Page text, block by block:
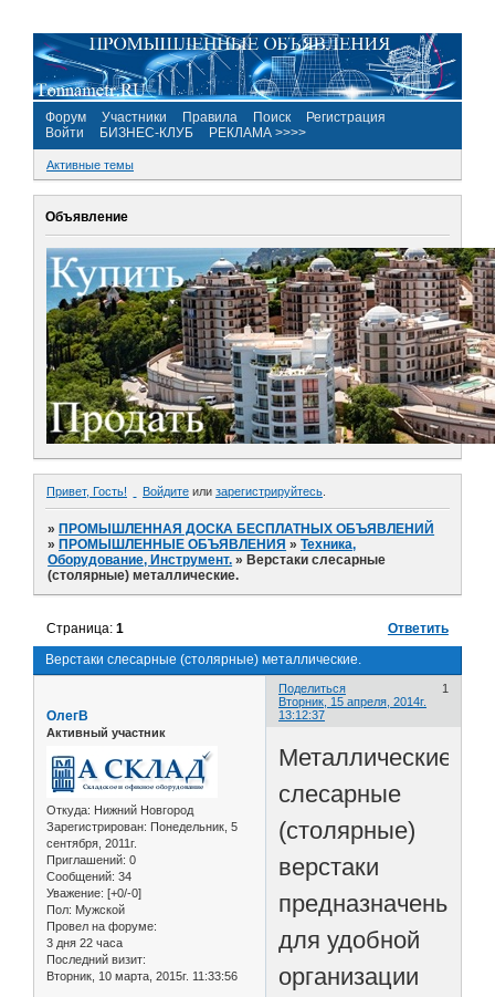
Форум Участники Правила Поиск
Регистрация
Войти
БИЗНЕС-КЛУБ РЕКЛАМА >>>>
Активные темы
Объявление
Привет, Гость! Войдите или зарегистрируйтесь
»ПРОМЫШЛЕННАЯ ДОСКА БЕСПЛАТНЫХ ОБЪЯВЛЕНИЙ
»ПРОМЫШЛЕННЫЕ ОБЪЯВЛЕНИЯ »Техника,
Оборудование, Инструмент. »Верстаки слесарные
(столярные) металлические.
Верстаки слесарные (столярные) металлические.
Страница:1 Ответить
Поделиться
1
Вторник, 15 апреля, 2014г.
13:12:37
ОлегВ
Активный участник
Откуда: Нижний Новгород
Зарегистрирован: Понедельник, 5
сентября, 2011г.
Приглашений: 0
Сообщений: 34
Уважение: [+0/-0]
Пол: Мужской
Провел на форуме:
3 дня 22 часа
Последний визит:
Вторник, 10 марта, 2015г. 11:33:56
Металлические
слесарные
(столярные)
верстаки
предназначены
для удобной
организации